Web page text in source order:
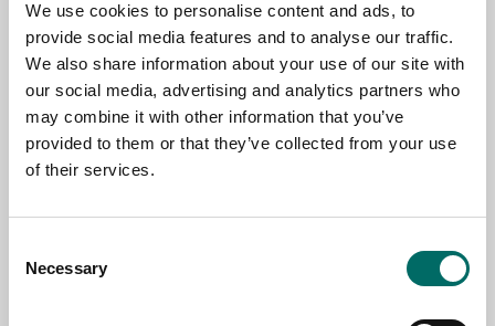
We use cookies to personalise content and ads, to
provide social media features and to analyse our traffic.
We also share information about your use of our site with
our social media, advertising and analytics partners who
may combine it with other information that you’ve
provided to them or that they’ve collected from your use
of their services.
Selection
Necessary
EMAIL
SELECT COUNTRY